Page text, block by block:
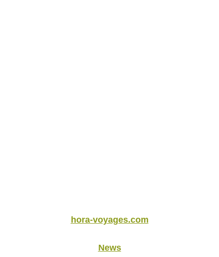
hora-voyages.com
News